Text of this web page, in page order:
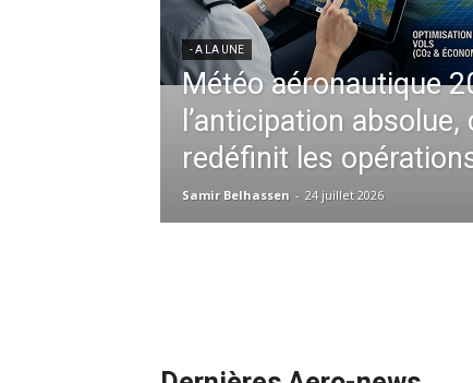
- A LA UNE
L’Envol du Ciel
Multi-Hubs
l’Aviation Continentale
Samir Belhassen - 21 juillet 2026